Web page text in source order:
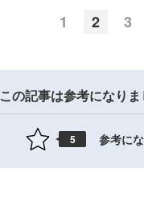
1 2 3
この記事は参考になりま
5 参考に